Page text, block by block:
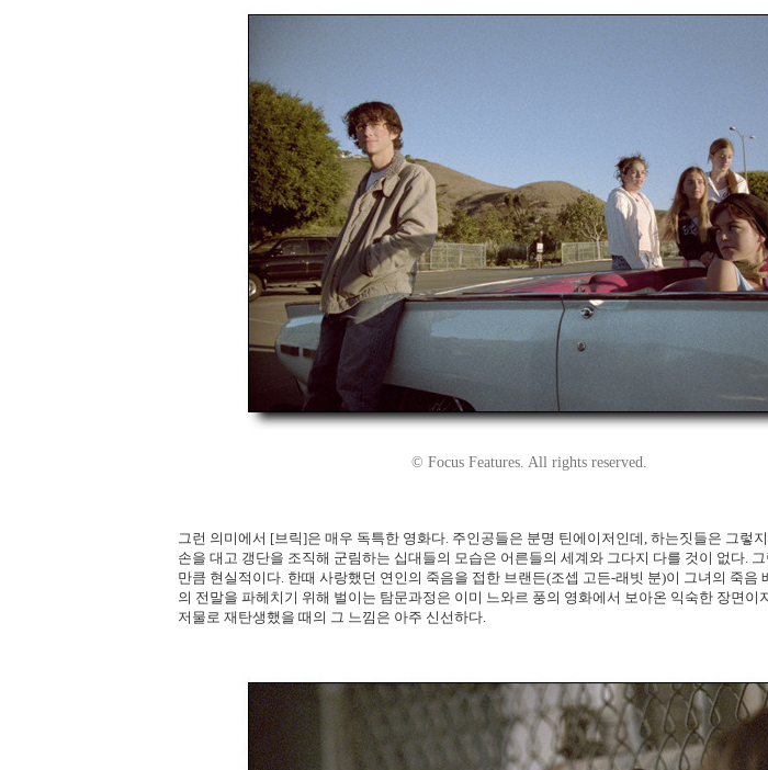
© Focus Features. All rights reserved.
그런 의미에서 [브릭]은 매우 독특한 영화다. 주인공들은 분명 틴에이저인데, 하는짓들은 그렇
손을 대고 갱단을 조직해 군림하는 십대들의 모습은 어른들의 세계와 그다지 다를 것이 없다.
만큼 현실적이다. 한때 사랑했던 연인의 죽음을 접한 브랜든(조셉 고든-래빗 분)이 그녀의 죽음
의 전말을 파헤치기 위해 벌이는 탐문과정은 이미 느와르 풍의 영화에서 보아온 익숙한 장면이
저물로 재탄생했을 때의 그 느낌은 아주 신선하다.